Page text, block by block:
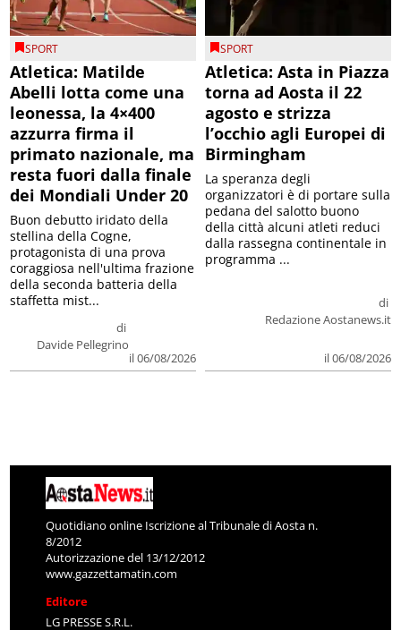
SPORT
Atletica: Matilde
Abelli lotta come una
leonessa, la 4×400
azzurra firma il
primato nazionale, ma
resta fuori dalla finale
dei Mondiali Under 20
di
Davide Pellegrino
il 06/08/2026
Buon debutto iridato della
stellina della Cogne,
protagonista di una prova
coraggiosa nell'ultima frazione
della seconda batteria della
staffetta mist...
SPORT
Atletica: Asta in Piazza
torna ad Aosta il 22
agosto e strizza
l’occhio agli Europei di
Birmingham
di
Redazione Aostanews.it
il 06/08/2026
La speranza degli
organizzatori è di portare sulla
pedana del salotto buono
della città alcuni atleti reduci
dalla rassegna continentale in
programma ...
Quotidiano online Iscrizione al Tribunale di Aosta n.
8/2012
Autorizzazione del 13/12/2012
www.gazzettamatin.com
Editore
LG PRESSE S.R.L.